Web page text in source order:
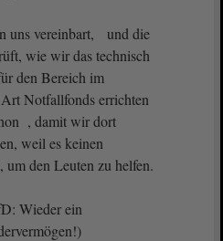
uns vereinbart, und die
wie wir das technisch
den Bereich im
Notfallfonds errichten
, damit wir dort
weil es keinen
um den Leuten zu helfen.
Wieder ein